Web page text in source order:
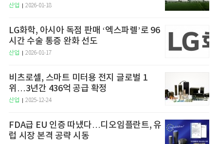
산업 2026-01-18
LG화학, 아시아 독점 판매 ‘엑스파렐’로 96
시간 수술 통증 완화 선도
산업 2026-01-17
비츠로셀, 스마트 미터용 전지 글로벌 1
위…3년간 436억 공급 확정
산업 2025-12-24
FDA급 EU 인증 따냈다…디오임플란트, 유
럽 시장 본격 공략 시동